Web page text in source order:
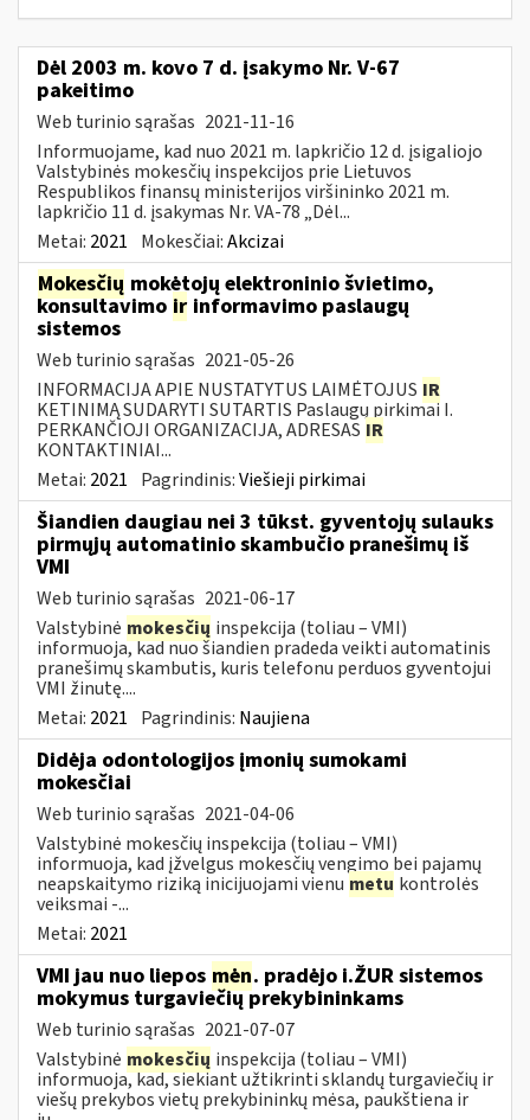
Dėl 2003 m. kovo 7 d. įsakymo Nr. V-67
pakeitimo
Web turinio sąrašas 2021-11-16
Informuojame, kad nuo 2021 m. lapkričio 12 d. įsigaliojo
Valstybinės mokesčių inspekcijos prie Lietuvos
Respublikos finansų ministerijos viršininko 2021 m.
lapkričio 11 d. įsakymas Nr. VA-78 „Dėl...
Metai: 2021 Mokesčiai:Akcizai
Mokesčių mokėtojų elektroninio švietimo,
konsultavimo ir informavimo paslaugų
sistemos
Web turinio sąrašas 2021-05-26
INFORMACIJA APIE NUSTATYTUS LAIMĖTOJUS IR
KETINIMĄ SUDARYTI SUTARTIS Paslaugų pirkimai I.
PERKANČIOJI ORGANIZACIJA, ADRESAS IR
KONTAKTINIAI...
Metai: 2021 Pagrindinis:Viešieji pirkimai
Šiandien daugiau nei 3 tūkst. gyventojų sulauks
pirmųjų automatinio skambučio pranešimų iš
VMI
Web turinio sąrašas 2021-06-17
Valstybinė mokesčių inspekcija (toliau – VMI)
informuoja, kad nuo šiandien pradeda veikti automatinis
pranešimų skambutis, kuris telefonu perduos gyventojui
VMI žinutę....
Metai: 2021 Pagrindinis: Naujiena
Didėja odontologijos įmonių sumokami
mokesčiai
Web turinio sąrašas 2021-04-06
Valstybinė mokesčių inspekcija (toliau – VMI)
informuoja, kad įžvelgus mokesčių vengimo bei pajamų
neapskaitymo riziką inicijuojami vienu metu kontrolės
veiksmai -...
Metai: 2021
VMI jau nuo liepos mėn. pradėjo i.ŽUR sistemos
mokymus turgaviečių prekybininkams
Web turinio sąrašas 2021-07-07
Valstybinė mokesčių inspekcija (toliau – VMI)
informuoja, kad, siekiant užtikrinti sklandų turgaviečių ir
viešų prekybos vietų prekybininkų mėsa, paukštiena ir